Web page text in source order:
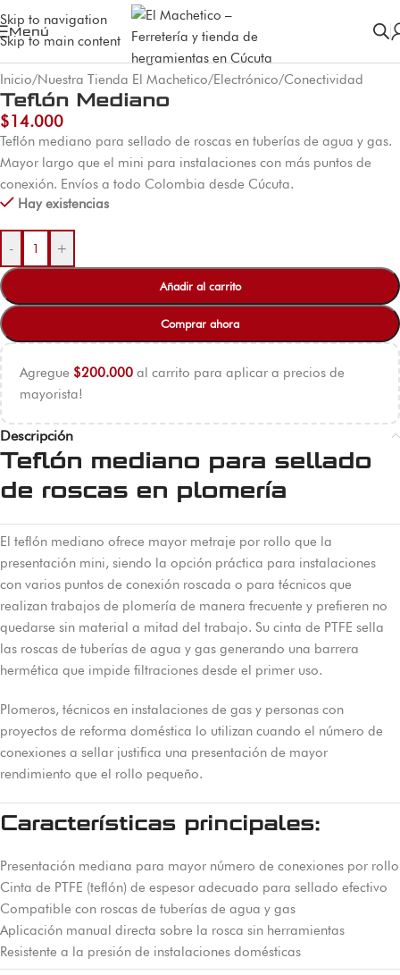
Skip to navigation
Skip to main content
Menú
Inicio/Nuestra Tienda El Machetico/Electrónico/Conectividad
Teflón Mediano
$14.000
Teflón mediano para sellado de roscas en tuberías de agua y gas.
Mayor largo que el mini para instalaciones con más puntos de
conexión. Envíos a todo Colombia desde Cúcuta.
Hay existencias
- +
Añadir al carrito
Comprar ahora
Agregue $200.000 al carrito para aplicar a precios de
mayorista!
Descripción
Teflón mediano para sellado
de roscas en plomería
El teflón mediano ofrece mayor metraje por rollo que la
presentación mini, siendo la opción práctica para instalaciones
con varios puntos de conexión roscada o para técnicos que
realizan trabajos de plomería de manera frecuente y prefieren no
quedarse sin material a mitad del trabajo. Su cinta de PTFE sella
las roscas de tuberías de agua y gas generando una barrera
hermética que impide filtraciones desde el primer uso.
Plomeros, técnicos en instalaciones de gas y personas con
proyectos de reforma doméstica lo utilizan cuando el número de
conexiones a sellar justifica una presentación de mayor
rendimiento que el rollo pequeño.
Características principales:
Presentación mediana para mayor número de conexiones por rollo
Cinta de PTFE (teflón) de espesor adecuado para sellado efectivo
Compatible con roscas de tuberías de agua y gas
Aplicación manual directa sobre la rosca sin herramientas
Resistente a la presión de instalaciones domésticas